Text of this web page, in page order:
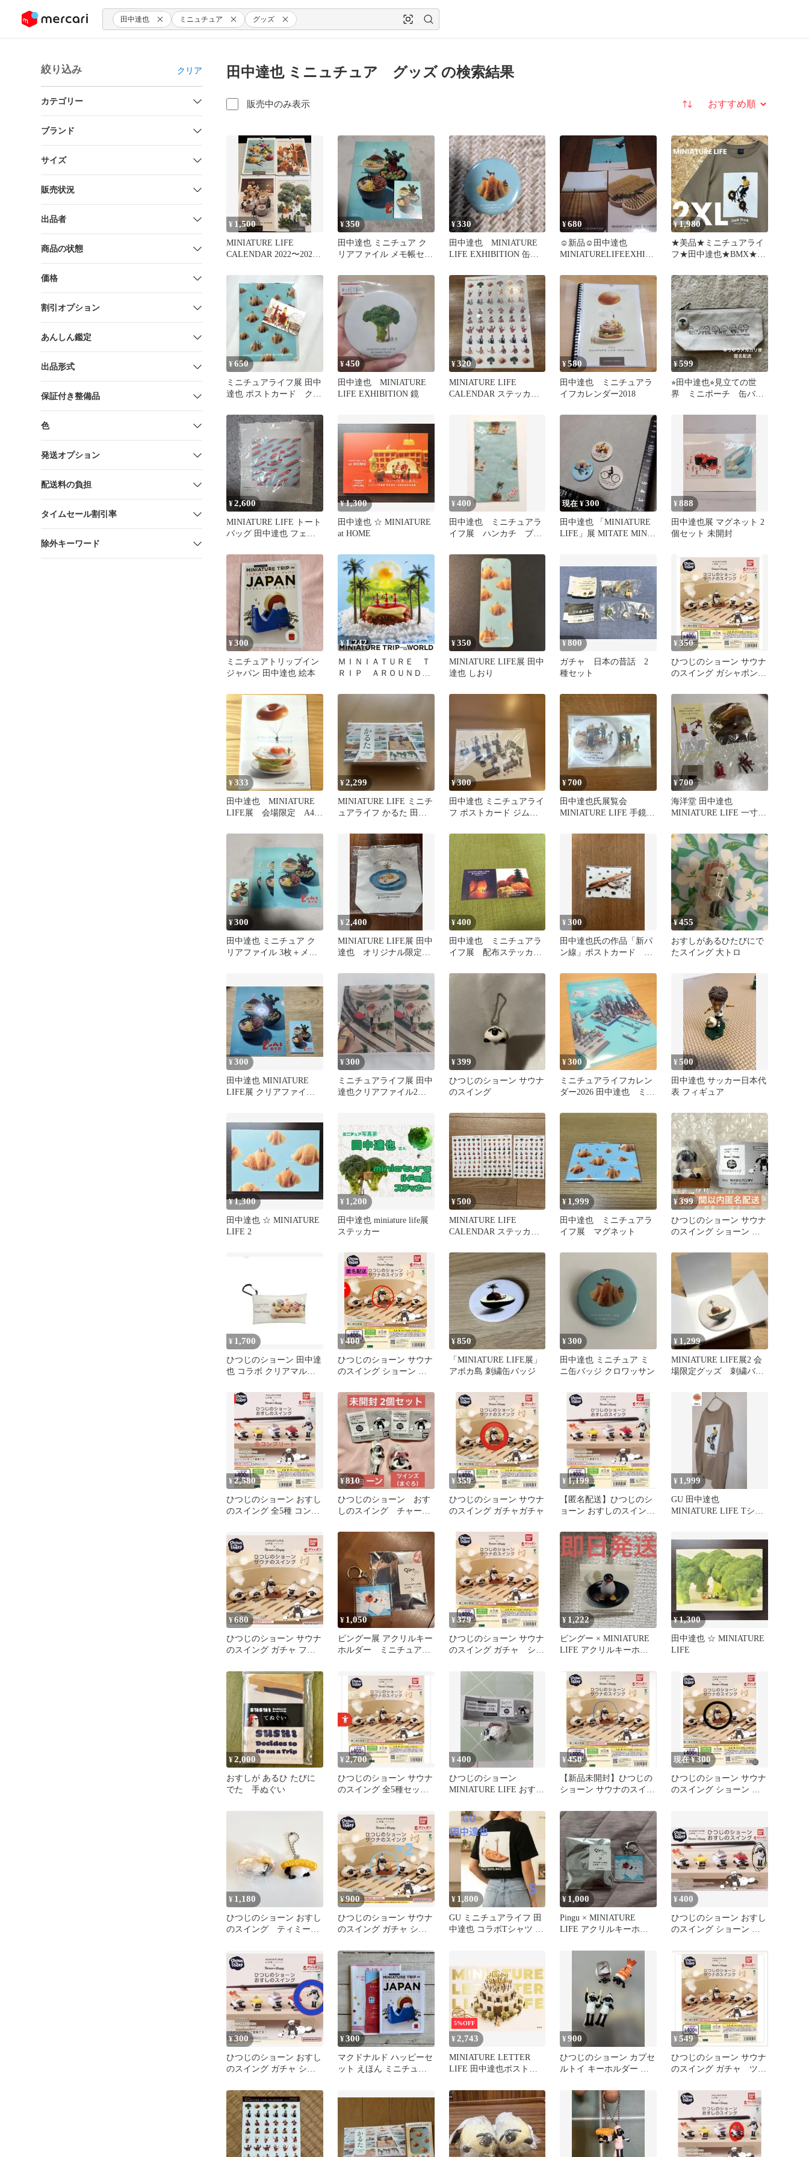
ツにスキップ 田中達也 ミニュチュア グッズ
絞り込み クリア
カテゴリー
ブランド
サイズ
販売状況
出品者
商品の状態
価格
割引オプション
あんしん鑑定
出品形式
保証付き整備品
色
発送オプション
配送料の負担
タイムセール割引率
除外キーワード
田中達也 ミニュチュア グッズ の検索結果
販売中のみ表示 並び替え
¥ 1,500
MINIATURE LIFE
CALENDAR 2022〜2025
¥350
田中達也 ミニチュア ク
リアファイル メモ帳セッ
¥330
田中達也 MINIATURE
LIFE EXHIBITION 缶マ
¥680
☺新品☺田中達也
MINIATURELIFEEXHIBI
¥1,980
★美品★ミニチュアライ
フ★田中達也★BMX★T
★
¥650
ミニチュアライフ展 田中
達也 ポストカード クリ
¥450
田中達也 MINIATURE
LIFE EXHIBITION 鏡
¥320
MINIATURE LIFE
CALENDAR ステッカー
¥580
田中達也 ミニチュアラ
イフカレンダー2018
¥599
⭐︎田中達也⭐︎見立ての世
界 ミニポーチ 缶バッ
¥2,600
MINIATURE LIFE トート
バッグ 田中達也 フェリ
¥1,300
田中達也 ☆ MINIATURE
at HOME
¥400
田中達也 ミニチュアラ
イフ展 ハンカチ プリ
現在 ¥300
田中達也 「MINIATURE
LIFE」展 MITATE MIND
¥888
田中達也展 マグネット 2
個セット 未開封
¥300
ミニチュアトリップイン
ジャパン 田中達也 絵本
¥1,242
ＭＩＮＩＡＴＵＲＥ Ｔ
ＲＩＰ ＡＲＯＵＮＤ
館/田中達也（ペーパーバ
¥350
MINIATURE LIFE展 田中
達也 しおり
¥800
ガチャ 日本の昔話 2
種セット
¥ 350
ひつじのショーン サウナ
のスイング ガシャポン
¥333
田中達也 MINIATURE
LIFE展 会場限定 A4
¥2,299
MINIATURE LIFE ミニチ
ュアライフ かるた 田中
¥300
田中達也 ミニチュアライ
フ ポストカード ジム用
¥700
田中達也氏展覧会
MINIATURE LIFE 手鏡
¥700
海洋堂 田中達也
MINIATURE LIFE 一寸法
¥300
田中達也 ミニチュア ク
リアファイル 3枚＋メモ
¥ 2,400
MINIATURE LIFE展 田中
達也 オリジナル限定ト
¥400
田中達也 ミニチュアラ
イフ展 配布ステッカー
¥300
田中達也氏の作品「新パ
ン線」ポストカード 新
¥455
おすしがあるひたびにで
たスイング 大トロ
¥300
田中達也 MINIATURE
LIFE展 クリアファイル •
¥300
ミニチュアライフ展 田中
達也クリアファイル2枚
¥399
ひつじのショーン サウナ
のスイング
¥300
ミニチュアライフカレン
ダー2026 田中達也 ミニ
¥500
田中達也 サッカー日本代
表 フィギュア
¥1,300
田中達也 ☆ MINIATURE
LIFE 2
¥ 1,200
田中達也 miniature life展
ステッカー
¥500
MINIATURE LIFE
CALENDAR ステッカー
¥ 1,999
田中達也 ミニチュアラ
イフ展 マグネット
¥399
ひつじのショーン サウナ
のスイング ショーン ガ
¥ 1,700
ひつじのショーン 田中達
也 コラボ クリアマルチ
¥400
ひつじのショーン サウナ
のスイング ショーン ガ
¥850
「MINIATURE LIFE展」
アボカ島 刺繍缶バッジ
¥300
田中達也 ミニチュア ミ
ニ缶バッジ クロワッサン
¥ 1,299
MINIATURE LIFE展2 会
場限定グッズ 刺繍バッ
¥2,580
ひつじのショーン おすし
のスイング 全5種 コンプ
¥810
ひつじのショーン おす
しのスイング チャー
イ
¥359
ひつじのショーン サウナ
のスイング ガチャガチャ
¥1,199
【匿名配送】ひつじのシ
ョーン おすしのスイング
¥ 1,999
GU 田中達也
MINIATURE LIFE Tシャ
¥680
ひつじのショーン サウナ
のスイング ガチャ フィ
¥ 1,050
ピングー展 アクリルキー
ホルダー ミニチュアラ
¥379
ひつじのショーン サウナ
のスイング ガチャ ショ
¥1,222
ピングー × MINIATURE
LIFE アクリルキーホル
¥1,300
田中達也 ☆ MINIATURE
LIFE
¥2,000
おすしが あるひ たびに
でた 手ぬぐい
¥ 2,700
ひつじのショーン サウナ
のスイング 全5種セット
¥400
ひつじのショーン
MINIATURE LIFE おすし
¥450
【新品未開封】ひつじの
ショーン サウナのスイン
現在 ¥300
ひつじのショーン サウナ
のスイング ショーン ガ
¥ 1,180
ひつじのショーン おすし
のスイング ティミー
¥900
ひつじのショーン サウナ
のスイング ガチャ ショ
¥ 1,800
GU ミニチュアライフ 田
中達也 コラボTシャツ 黒
¥ 1,000
Pingu × MINIATURE
LIFE アクリルキーホル
¥400
ひつじのショーン おすし
のスイング ショーン ガ
¥300
ひつじのショーン おすし
のスイング ガチャ ショ
¥300
マクドナルド ハッピーセ
ット えほん ミニチュア
5%OFF
¥2,743
MINIATURE LETTER
LIFE 田中達也ポストカ
¥900
ひつじのショーン カプセ
ルトイ キーホルダー ガ
¥ 549
ひつじのショーン サウナ
のスイング ガチャ ツイ